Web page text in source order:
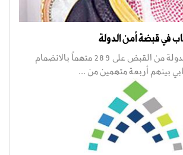
تمكّنت رئاسة أمن الدولة من القبض على 289 متهماً بالانضمام
بينهم أربعة متهمين من ...